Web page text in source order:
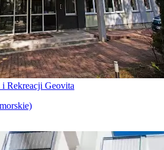
Rekreacji Geovita